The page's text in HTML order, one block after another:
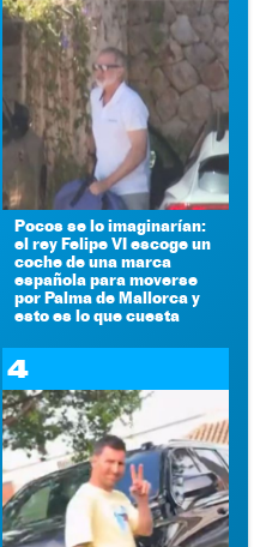
Pocos se lo imaginarían:
el rey Felipe VI escoge un
coche de una marca
española para moverse
por Palma de Mallorca y
esto es lo que cuesta
4